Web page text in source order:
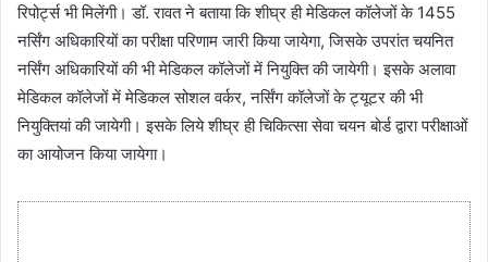
रिपोर्ट्स भी मिलेंगी। डॉ. रावत ने बताया कि शीघ्र ही मेडिकल कॉलेजों के 1455
नर्सिंग अधिकारियों का परीक्षा परिणाम जारी किया जायेगा, जिसके उपरांत चयनित
नर्सिंग अधिकारियों की भी मेडिकल कॉलेजों में नियुक्ति की जायेगी। इसके अलावा
मेडिकल कॉलेजों में मेडिकल सोशल वर्कर, नर्सिंग कॉलेजों के ट्यूटर की भी
नियुक्तियां की जायेगी। इसके लिये शीघ्र ही चिकित्सा सेवा चयन बोर्ड द्वारा परीक्षाओं
का आयोजन किया जायेगा।